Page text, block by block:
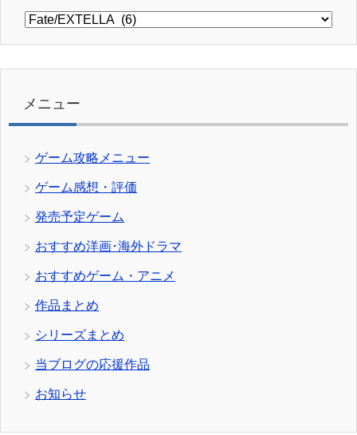
カ
リ
メニュー
ゲーム攻略メニュー
ゲーム感想・評価
発売予定ゲーム
おすすめ洋画･海外ドラマ
おすすめゲーム・アニメ
作品まとめ
シリーズまとめ
当ブログの応援作品
お知らせ